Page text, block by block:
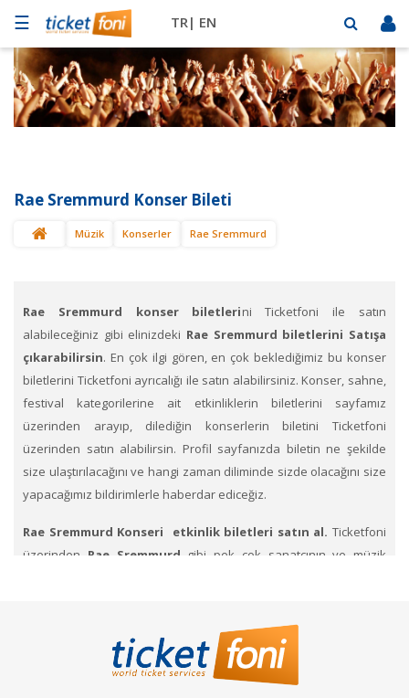
☰ TR| EN
Futbol
Basketbol
Mekanlar
Diğer
SAT
Rae Sremmurd Konser Bileti
Müzik Konserler Rae Sremmurd
Rae Sremmurd konser biletlerini Ticketfoni ile satın
alabileceğiniz gibi elinizdeki Rae Sremmurd biletlerini Satışa
çıkarabilirsin. En çok ilgi gören, en çok beklediğimiz bu konser
biletlerini Ticketfoni ayrıcalığı ile satın alabilirsiniz. Konser, sahne,
festival kategorilerine ait etkinliklerin biletlerini sayfamız
üzerinden arayıp, dilediğin konserlerin biletini Ticketfoni
üzerinden satın alabilirsin. Profil sayfanızda biletin ne şekilde
size ulaştırılacağını ve hangi zaman diliminde sizde olacağını size
yapacağımız bildirimlerle haberdar ediceğiz.
Rae Sremmurd Konseri etkinlik biletleri satın al. Ticketfoni
üzerinden Rae Sremmurd gibi pek çok sanatçının ve müzik
üzerinden Rae Sremmurd konser bileti satın almak
Ticketfoni ye üye olunuz. Bilet seçiminizi yapınız. (Katılmak
istediğiniz etkinlik ya da etkinliklere ait siteye optimize edilmiş